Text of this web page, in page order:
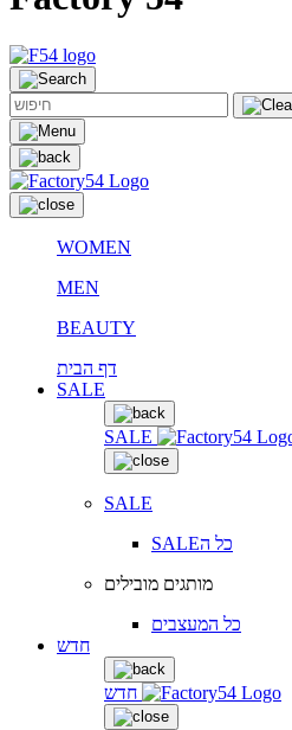
WOMEN
MEN
BEAUTY
דף הבית
SALE
SALE
SALE
SALEכל ה
מותגים מובילים
כל המעצבים
חדש
חדש